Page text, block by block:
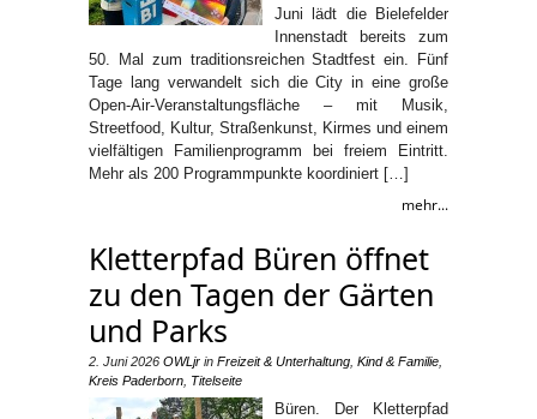
Juni lädt die Bielefelder
Innenstadt bereits zum
50. Mal zum traditionsreichen Stadtfest ein. Fünf
Tage lang verwandelt sich die City in eine große
Open-Air-Veranstaltungsfläche – mit Musik,
Streetfood, Kultur, Straßenkunst, Kirmes und einem
vielfältigen Familienprogramm bei freiem Eintritt.
Mehr als 200 Programmpunkte koordiniert […]
mehr...
Kletterpfad Büren öffnet
zu den Tagen der Gärten
und Parks
2. Juni 2026 OWLjr in Freizeit & Unterhaltung Kind & Familie
Kreis Paderborn Titelseite
Büren. Der Kletterpfad